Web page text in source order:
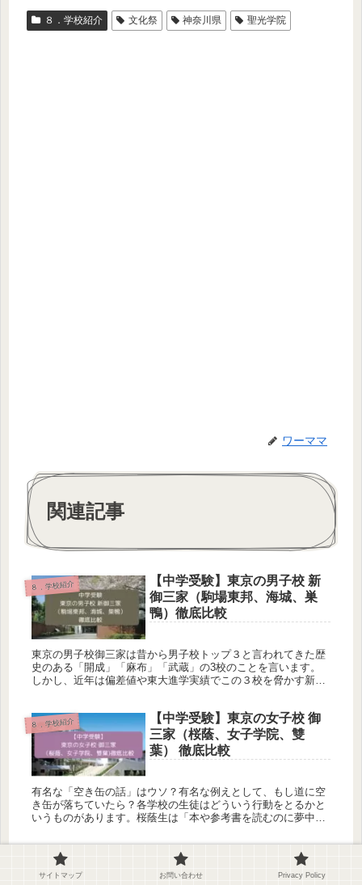
８．学校紹介 文化祭 神奈川県 聖光学院
ワーママ
関連記事
８．学校紹介
【中学受験】東京の男子校 新
御三家（駒場東邦、海城、巣
鴨）徹底比較
東京の男子校御三家は昔から男子校トップ３と言われてきた歴
史のある「開成」「麻布」「武蔵」の3校のことを言います。
しかし、近年は偏差値や東大進学実績でこの３校を脅かす新御
８．学校紹介
【中学受験】東京の女子校 御
三家（桜蔭、女子学院、雙
葉） 徹底比較
有名な「空き缶の話」はウソ？有名な例えとして、もし道に空
き缶が落ちていたら？各学校の生徒はどういう行動をとるかと
いうものがあります。桜蔭生は「本や参考書を読むのに夢中
生は「友達みんなで缶蹴りを始める」雙葉生は「神様が自分を
試していると感じ、空き缶をそっと拾ってゴミ箱へ捨てに行
く」
８．学校紹介
大学受験に強い「お得な」中
高一貫校トップ１０はどこの
サイトマップ お問い合わせ Privacy Policy